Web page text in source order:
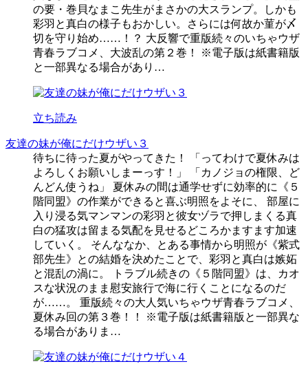
の要・巻貝なまこ先生がまさかの大スランプ。しかも
彩羽と真白の様子もおかしい。さらには何故か菫が〆
切を守り始め……！？ 大反響で重版続々のいちゃウザ
青春ラブコメ、大波乱の第２巻！ ※電子版は紙書籍版
と一部異なる場合があり…
立ち読み
友達の妹が俺にだけウザい３
待ちに待った夏がやってきた！ 「ってわけで夏休みは
よろしくお願いしまーっす！」 「カノジョの権限、ど
んどん使うね」 夏休みの間は通学せずに効率的に《５
階同盟》の作業ができると喜ぶ明照をよそに、 部屋に
入り浸る気マンマンの彩羽と彼女ヅラで押しまくる真
白の猛攻は留まる気配を見せるどころかますます加速
していく。 そんななか、とある事情から明照が《紫式
部先生》との結婚を決めたことで、彩羽と真白は嫉妬
と混乱の渦に。 トラブル続きの《５階同盟》は、カオ
スな状況のまま慰安旅行で海に行くことになるのだ
が……。 重版続々の大人気いちゃウザ青春ラブコメ、
夏休み回の第３巻！！ ※電子版は紙書籍版と一部異な
る場合がありま…